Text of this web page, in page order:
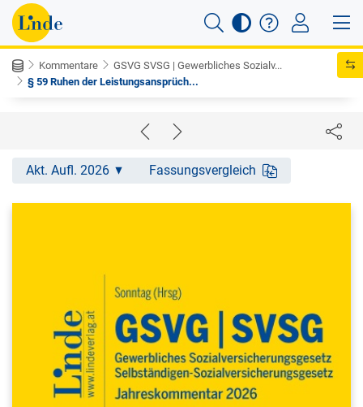
Kommentare
GSVG SVSG | Gewerbliches Sozialv...
§ 59 Ruhen der Leistungsansprüch...
Akt. Aufl. 2026 Fassungsvergleich